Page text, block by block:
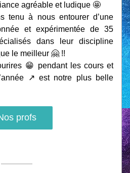
agréable et ludique 🤩
tenu à nous entourer d’une
et expérimentée de 35
dans leur discipline
le meilleur 🤗 !!
😁 pendant les cours et
↗️ est notre plus belle
profs